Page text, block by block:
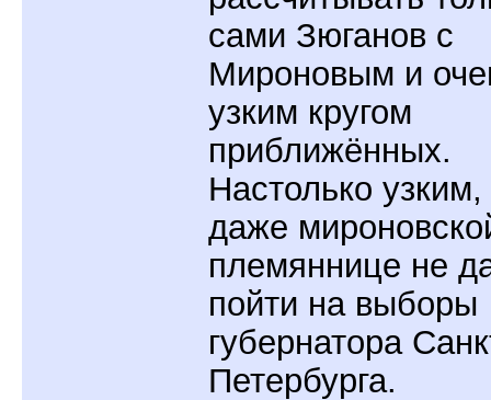
сами Зюганов с
Мироновым и
узким кругом
приближённых.
Настолько узким,
даже
племяннице не
пойти на выборы
губернатора
Петербурга.